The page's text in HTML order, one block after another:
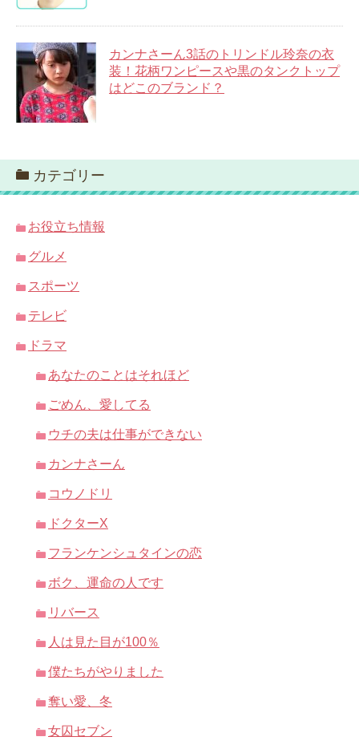
カンナさーん3話のトリンドル玲奈の衣
装！花柄ワンピースや黒のタンクトップ
はどこのブランド？
カテゴリー
お役立ち情報
グルメ
スポーツ
テレビ
ドラマ
あなたのことはそれほど
ごめん、愛してる
ウチの夫は仕事ができない
カンナさーん
コウノドリ
ドクターX
フランケンシュタインの恋
ボク、運命の人です
リバース
人は見た目が100％
僕たちがやりました
奪い愛、冬
女囚セブン